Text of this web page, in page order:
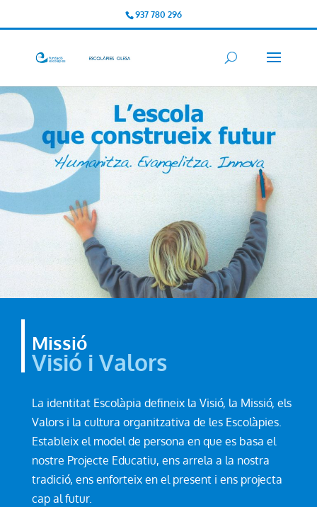
937 780 296
Missió
Visió i Valors
La identitat Escolàpia defineix la Visió, la Missió, els
Valors i la cultura organitzativa de les Escolàpies.
Estableix el model de persona en que es basa el
nostre Projecte Educatiu, ens arrela a la nostra
tradició, ens enforteix en el present i ens projecta
cap al futur.